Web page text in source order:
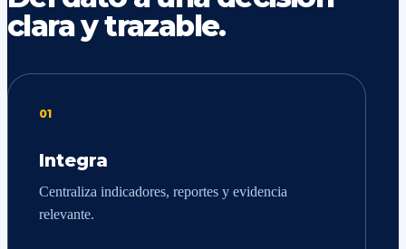
clara y trazable.
01
Integra
Centraliza indicadores, reportes y evidencia
relevante.